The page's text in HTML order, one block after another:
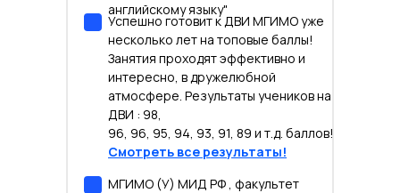
МГИМО (У) МИД РФ , факультет
английскому языку"
Успешно готовит к ДВИ МГИМО уже
несколько лет на топовые баллы!
Занятия проходят эффективно и
интересно, в дружелюбной
атмосфере. Результаты учеников на
ДВИ : 98,
96, 96, 95, 94, 93, 91, 89 и т.д. баллов!
Смотреть все результаты!